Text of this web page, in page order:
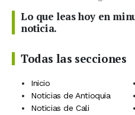
Lo que leas hoy en
noticia.
Todas las secciones
Inicio
Noticias de Antioquia
Noticias de Cali